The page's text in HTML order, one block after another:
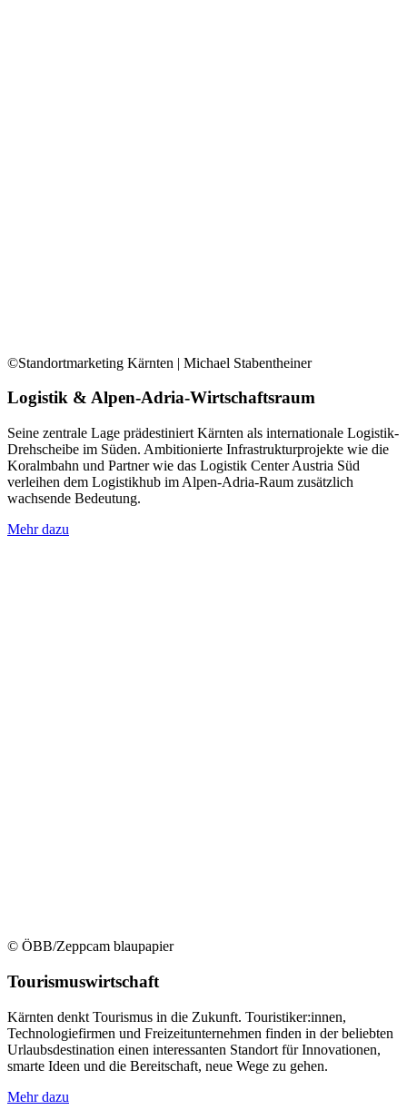
©Standortmarketing Kärnten | Michael Stabentheiner
Logistik & Alpen-Adria-Wirtschaftsraum
Seine zentrale Lage prädestiniert Kärnten als internationale Logistik-
Drehscheibe im Süden. Ambitionierte Infrastrukturprojekte wie die
Koralmbahn und Partner wie das Logistik Center Austria Süd
verleihen dem Logistikhub im Alpen-Adria-Raum zusätzlich
wachsende Bedeutung.
Mehr dazu
© ÖBB/Zeppcam blaupapier
Tourismuswirtschaft
Kärnten denkt Tourismus in die Zukunft. Touristiker:innen,
Technologiefirmen und Freizeitunternehmen finden in der beliebten
Urlaubsdestination einen interessanten Standort für Innovationen,
smarte Ideen und die Bereitschaft, neue Wege zu gehen.
Mehr dazu